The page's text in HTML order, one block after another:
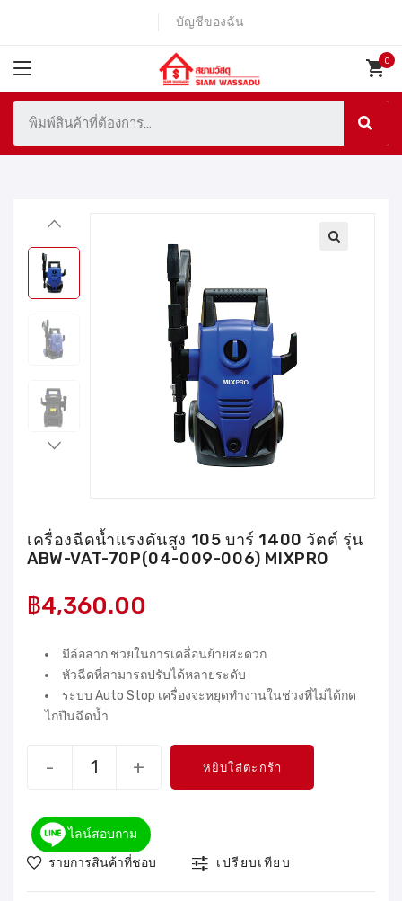
บัญชีของฉัน
เครื่องฉีดน้ำแรงดันสูง 105 บาร์ 1400 วัตต์ รุ่น
ABW-VAT-70P(04-009-006) MIXPRO
฿4,360.00
มีล้อลาก ช่วยในการเคลื่อนย้ายสะดวก
หัวฉีดที่สามารถปรับได้หลายระดับ
ระบบ Auto Stop เครื่องจะหยุดทำงานในช่วงที่ไม่ได้กด
ไกปืนฉีดน้ำ
- + หยิบใส่ตะกร้า
ไลน์สอบถาม
รายการสินค้าที่ชอบ
เปรียบเทียบ